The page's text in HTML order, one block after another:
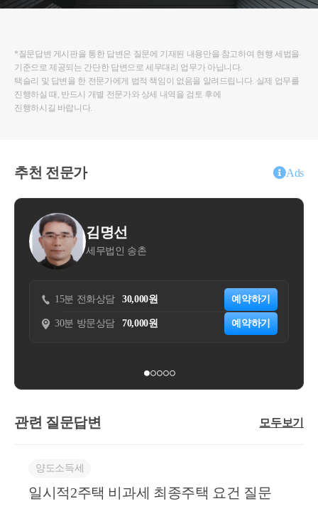
참고로 질문자님과 관계 없지만, 대체주택 비과세 특
례에 대한 내용은 아래와 같습니다. 질문자님 사례에
빗대어 보면 기존 보유주택인 A가 재개발이 되어 대
체주택 B를 취득한 상태에서 대체주택인 B를 양도할
때 비과세 된다는 내용입니다.
어 재개발·재건축 사업시행기간 중 주거용으로 취득
족하는 경우​
a. 사업시행인가일 이후 대체주택을 취득하고 1년 이
상 거주
b. 재개발·재건축주택이 완성된 후 3년 이내에 재개
무상 형편, 질병요양, 그밖의 부득이한 사유로 세대
원 일부가 이사하지 못하는 경우 포함)하고 1년 이상
계속 거주
c. 재개발·재건축주택이 완성되기 전 또는 완성된 후
* 보다 궁금한 사항이 있으실 경우, 부담없이 02 6403
*질문답변 게시판을 통한 답변은 질문에 기재된 내용만을 참고하여 현행 세법을
기준으로 제공되는 간단한 답변으로 세무대리 업무가 아닙니다.
택슬리 및 답변을 한 전문가에게 법적 책임이 없음을 알려드립니다. 실제 업무를
진행하실 때, 반드시 개별 전문가와 상세 내역을 검토 후에
진행하시길 바랍니다.
추천 전문가 Ads
김명선
세무법인 송촌
전화상담 30,000원
방문상담 70,000원
15분 전화상담
30분 방문상담
관련 질문답변 모두보기
양도소득세
일시적2주택 비과세 최종주택 요건 질문